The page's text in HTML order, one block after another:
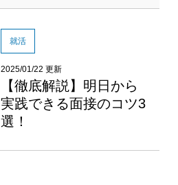
就活
2025/01/22 更新
【徹底解説】明日から
実践できる面接のコツ3
選！